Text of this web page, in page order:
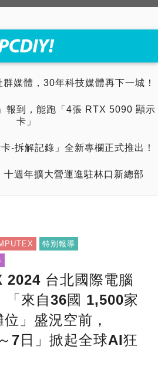
媒體，30年科技媒體再下一城！
報到，能跑「4張 RTX 5090 顯示
卡」
-拆解記錄」全新專欄正式推出！
十週年擴大營運進駐林口新總部
特別報導
2024 台北國際電腦
「來自36國 1,500家
」盛況空前，
7日」掀起全球AI狂